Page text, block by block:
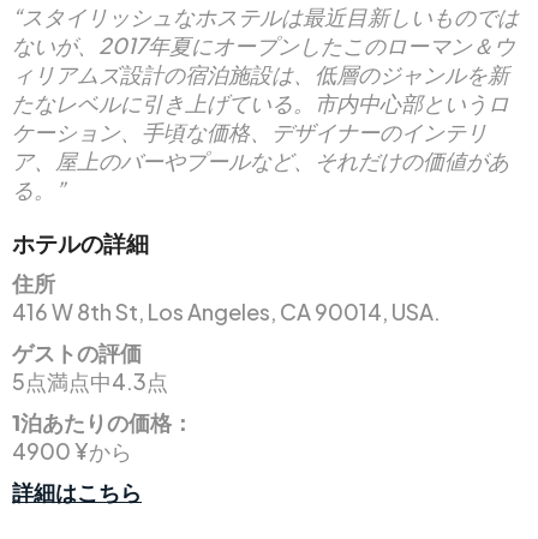
“スタイリッシュなホステルは最近目新しいものでは
ないが、2017年夏にオープンしたこのローマン＆ウ
ィリアムズ設計の宿泊施設は、低層のジャンルを新
たなレベルに引き上げている。市内中心部というロ
ケーション、手頃な価格、デザイナーのインテリ
ア、屋上のバーやプールなど、それだけの価値があ
る。”
ホテルの詳細
住所
416 W 8th St, Los Angeles, CA 90014, USA.
ゲストの評価
5点満点中4.3点
1泊あたりの価格：
4900 ¥から
詳細はこちら